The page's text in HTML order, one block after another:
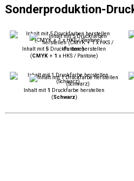
Sonderproduktion-
Inhalt mit5 Druckfarben herstellen
(CMYK + 1 x HKS / Pantone)
Inhalt mit 1 Druckfarbe herstellen
(Schwarz)